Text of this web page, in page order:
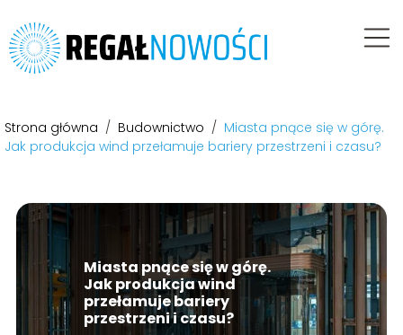
Strona główna / Budownictwo / Miasta pnące się w górę.
Jak produkcja wind przełamuje bariery przestrzeni i czasu?
Miasta pnące się w górę.
Jak produkcja wind
przełamuje bariery
przestrzeni i czasu?